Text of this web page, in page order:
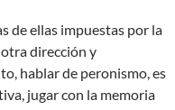
de ellas impuestas por la
dirección y
hablar de peronismo, es
jugar con la memoria